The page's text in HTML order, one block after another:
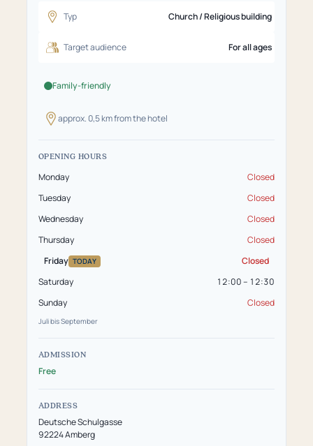
Typ Church / Religious building
Target audience For all ages
Family-friendly
approx. 0,5 km from the hotel
OPENING HOURS
Monday
Closed
Tuesday
Closed
Wednesday
Closed
Thursday
Closed
Friday TODAY
Closed
Saturday
12:00 – 12:30
Sunday
Closed
Juli bis September
ADMISSION
Free
ADDRESS
Deutsche Schulgasse
92224 Amberg